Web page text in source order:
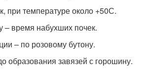
при температуре около +50С.
– время набухших почек.
– по розовому бутону.
образования завязей с горошину.